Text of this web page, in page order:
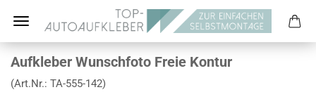
Aufkleber Wunschfoto Freie Kontur
(Art.Nr.: TA-555-142)